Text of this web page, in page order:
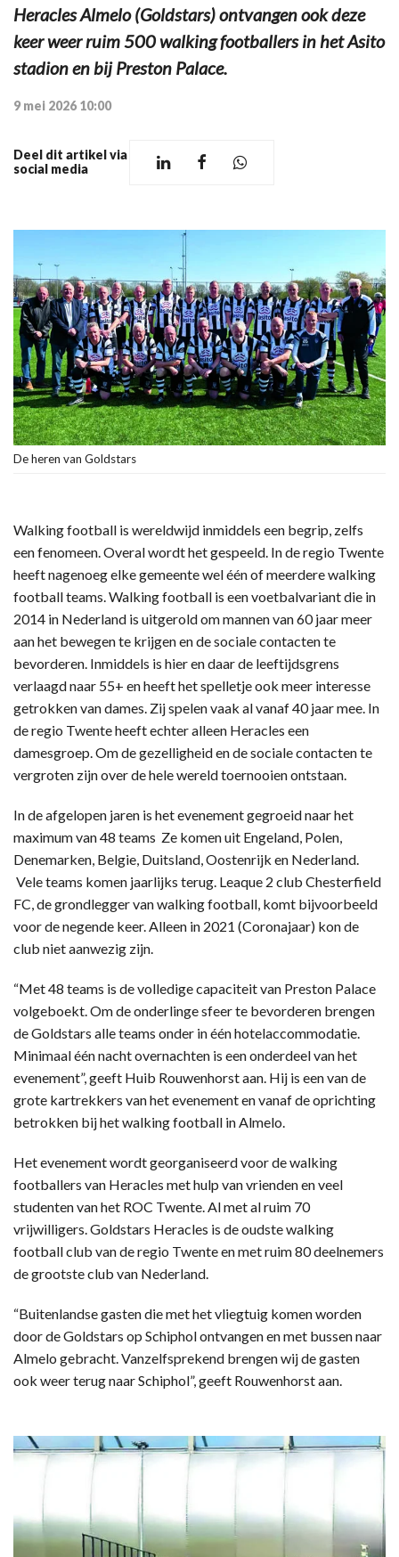
Heracles Almelo (Goldstars) ontvangen ook deze
keer weer ruim 500 walking footballers in het Asito
stadion en bij Preston Palace.
9 mei 2026 10:00
Deel dit artikel via
social media
De heren van Goldstars
Walking football is wereldwijd inmiddels een begrip, zelfs
een fenomeen. Overal wordt het gespeeld. In de regio Twente
heeft nagenoeg elke gemeente wel één of meerdere walking
football teams. Walking football is een voetbalvariant die in
2014 in Nederland is uitgerold om mannen van 60 jaar meer
aan het bewegen te krijgen en de sociale contacten te
bevorderen. Inmiddels is hier en daar de leeftijdsgrens
verlaagd naar 55+ en heeft het spelletje ook meer interesse
getrokken van dames. Zij spelen vaak al vanaf 40 jaar mee. In
de regio Twente heeft echter alleen Heracles een
damesgroep. Om de gezelligheid en de sociale contacten te
vergroten zijn over de hele wereld toernooien ontstaan.
In de afgelopen jaren is het evenement gegroeid naar het
maximum van 48 teams Ze komen uit Engeland, Polen,
Denemarken, Belgie, Duitsland, Oostenrijk en Nederland.
Vele teams komen jaarlijks terug. Leaque 2 club Chesterfield
FC, de grondlegger van walking football, komt bijvoorbeeld
voor de negende keer. Alleen in 2021 (Coronajaar) kon de
club niet aanwezig zijn.
“Met 48 teams is de volledige capaciteit van Preston Palace
volgeboekt. Om de onderlinge sfeer te bevorderen brengen
de Goldstars alle teams onder in één hotelaccommodatie.
Minimaal één nacht overnachten is een onderdeel van het
evenement”, geeft Huib Rouwenhorst aan. Hij is een van de
grote kartrekkers van het evenement en vanaf de oprichting
betrokken bij het walking football in Almelo.
Het evenement wordt georganiseerd voor de walking
footballers van Heracles met hulp van vrienden en veel
studenten van het ROC Twente. Al met al ruim 70
vrijwilligers. Goldstars Heracles is de oudste walking
football club van de regio Twente en met ruim 80 deelnemers
de grootste club van Nederland.
“Buitenlandse gasten die met het vliegtuig komen worden
door de Goldstars op Schiphol ontvangen en met bussen naar
Almelo gebracht. Vanzelfsprekend brengen wij de gasten
ook weer terug naar Schiphol”, geeft Rouwenhorst aan.